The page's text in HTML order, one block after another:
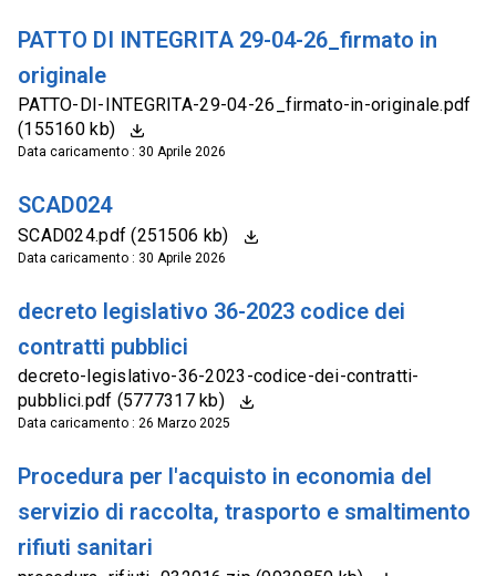
PATTO DI INTEGRITA 29-04-26_firmato in
originale
PATTO-DI-INTEGRITA-29-04-26_firmato-in-originale.pdf
(155160 kb)
Data caricamento : 30 Aprile 2026
SCAD024
SCAD024.pdf (251506 kb)
Data caricamento : 30 Aprile 2026
decreto legislativo 36-2023 codice dei
contratti pubblici
decreto-legislativo-36-2023-codice-dei-contratti-
pubblici.pdf (5777317 kb)
Data caricamento : 26 Marzo 2025
Procedura per l'acquisto in economia del
servizio di raccolta, trasporto e smaltimento
rifiuti sanitari